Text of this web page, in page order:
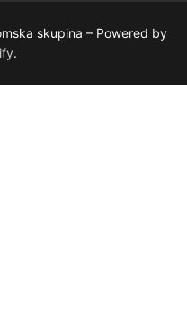
skupina – Powered by
.